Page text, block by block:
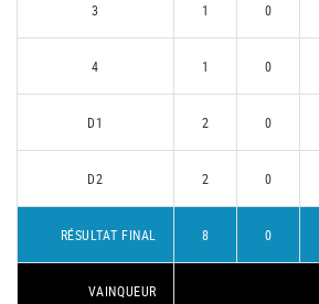
3 1 0
4 1 0
D1 2 0
D2 2 0
RÉSULTAT FINAL 8 0
VAINQUEUR